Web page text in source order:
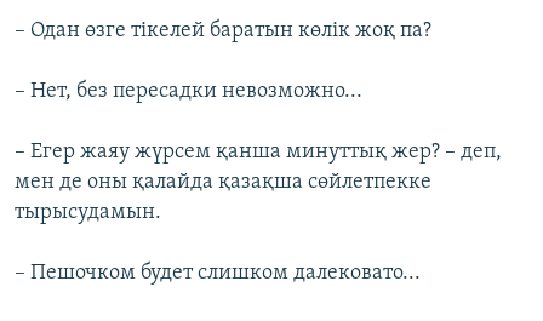
– Одан өзге тікелей баратын көлік жоқ па?
– Нет, без пересадки невозможно...
– Егер жаяу жүрсем қанша минуттық жер? – деп,
мен де оны қалайда қазақша сөйлетпекке
тырысудамын.
– Пешочком будет слишком далековато...